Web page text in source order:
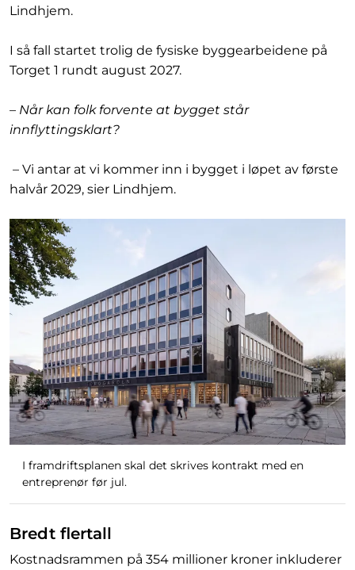
Lindhjem.
I så fall startet trolig de fysiske byggearbeidene på
Torget 1 rundt august 2027.
– Når kan folk forvente at bygget står
innflyttingsklart?
– Vi antar at vi kommer inn i bygget i løpet av første
halvår 2029, sier Lindhjem.
I framdriftsplanen skal det skrives kontrakt med en
entreprenør før jul.
Bredt flertall
Kostnadsrammen på 354 millioner kroner inkluderer